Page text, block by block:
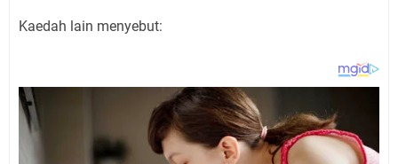
Kaedah lain menyebut: